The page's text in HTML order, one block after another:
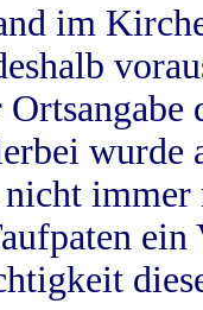
im
wurde